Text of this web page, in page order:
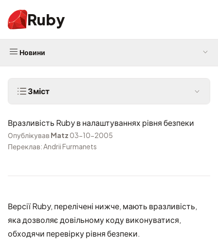
Ruby
Новини
Зміст
Вразливість Ruby в налаштуваннях рівня безпеки
Опублікував Matz 03-10-2005
Переклав: Andrii Furmanets
Версії Ruby, перелічені нижче, мають вразливість,
яка дозволяє довільному коду виконуватися,
обходячи перевірку рівня безпеки.